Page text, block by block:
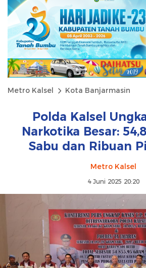
Metro Kalsel Kota Banjarmasin
Polda Kalsel
Narkotika Besar:
Sabu dan Ribuan
Metro Kalsel
4 Juni 2025 20:20